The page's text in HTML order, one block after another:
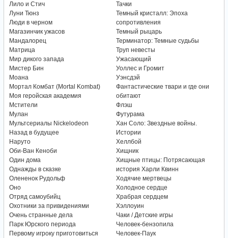
Лило и Стич
Луни Тюнз
Люди в черном
Магазинчик ужасов
Мандалорец
Матрица
Мир дикого запада
Мистер Бин
Моана
Мортал Комбат (Mortal Kombat)
Моя геройская академия
Мстители
Мулан
Мультсериалы Nickelodeon
Назад в будущее
Наруто
Оби-Ван Кеноби
Один дома
Однажды в сказке
Олененок Рудольф
Оно
Отряд самоубийц
Охотники за привидениями
Очень странные дела
Парк Юрского периода
Первому игроку приготовиться
Тачки
Темный кристалл: Эпоха
сопротивления
Темный рыцарь
Терминатор: Темные судьбы
Труп невесты
Ужасающий
Уоллес и Громит
Уэнсдэй
Фантастические твари и где они
обитают
Флэш
Футурама
Хан Соло: Звездные войны.
Истории
Хеллбой
Хищник
Хищные птицы: Потрясающая
история Харли Квинн
Ходячие мертвецы
Холодное сердце
Храбрая сердцем
Хэллоуин
Чаки / Детские игры
Человек-бензопила
Человек-Паук